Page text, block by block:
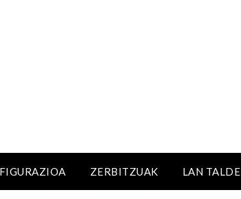
ZERBITZUAK LAN